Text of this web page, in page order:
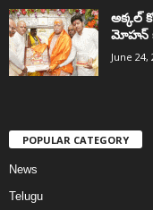
అక్కల్‌
మోహన్
June 24,
POPULAR CATEGORY
News
Telugu